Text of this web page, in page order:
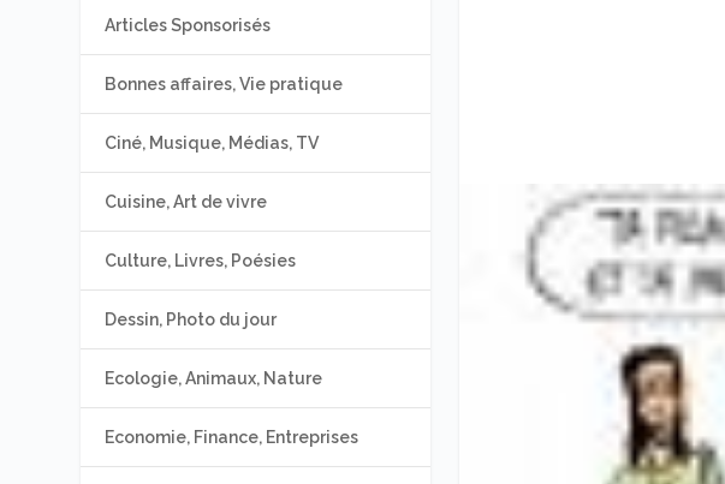
Articles Sponsorisés
Bonnes affaires, Vie pratique
Ciné, Musique, Médias, TV
Cuisine, Art de vivre
Culture, Livres, Poésies
Dessin, Photo du jour
Ecologie, Animaux, Nature
Economie, Finance, Entreprises